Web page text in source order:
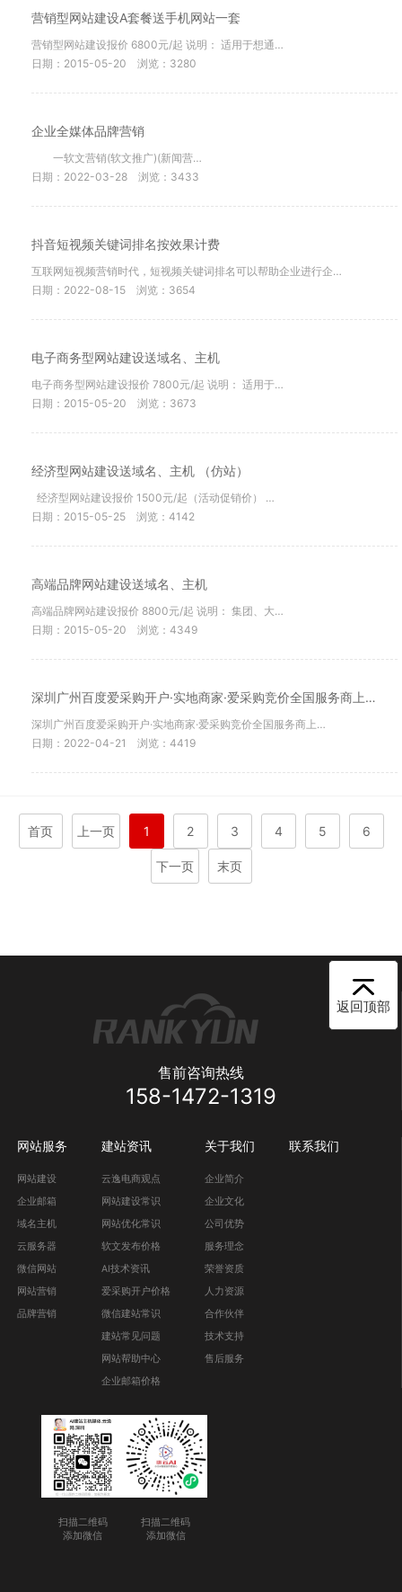
营销型网站建设A套餐送手机网站一套
营销型网站建设报价 6800元/起 说明： 适用于想通…
日期：2015-05-20
浏览：3280
企业全媒体品牌营销
一软文营销(软文推广)(新闻营…
日期：2022-03-28
浏览：3433
抖音短视频关键词排名按效果计费
互联网短视频营销时代，短视频关键词排名可以帮助企业进行企…
日期：2022-08-15
浏览：3654
电子商务型网站建设送域名、主机
电子商务型网站建设报价 7800元/起 说明： 适用于…
日期：2015-05-20
浏览：3673
经济型网站建设送域名、主机 （仿站）
经济型网站建设报价 1500元/起（活动促销价） …
日期：2015-05-25
浏览：4142
高端品牌网站建设送域名、主机
高端品牌网站建设报价 8800元/起 说明： 集团、大…
日期：2015-05-20
浏览：4349
深圳广州百度爱采购开户·实地商家·爱采购竞价全国服务商上…
深圳广州百度爱采购开户·实地商家·爱采购竞价全国服务商上…
日期：2022-04-21
浏览：4419
首页 上一页 1 2 3 4 5 6
下一页 末页
售前咨询热线
158-1472-1319
网站服务
网站建设
企业邮箱
域名主机
云服务器
微信网站
网站营销
品牌营销
建站资讯
云逸电商观点
网站建设常识
网站优化常识
软文发布价格
AI技术资讯
爱采购开户价格
微信建站常识
建站常见问题
网站帮助中心
企业邮箱价格
关于我们
企业简介
企业文化
公司优势
服务理念
荣誉资质
人力资源
合作伙伴
技术支持
售后服务
联系我们
扫描二维码
添加微信
扫描二维码
添加微信
返回顶部